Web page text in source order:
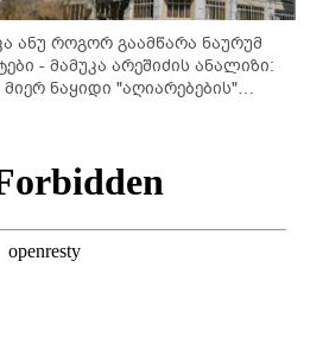
ანუ როგორ გაამწარა ნაურუმ
- მამუკა არეშიძის ანალიზი:
ნაყიდი "აღიარებების"